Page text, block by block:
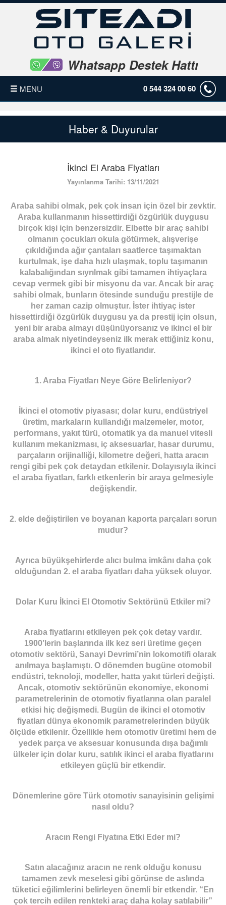
Whatsapp Destek Hattı
MENU 0 544 324 00 60
ANASAYFA
HAKKIMIZDA
HİZMETLERİMİZ
SIK SORULAN SORULAR
FOTO GALERİ
HABERLER
İLETİŞİM
Haber & Duyurular
İkinci El Araba Fiyatları
Yayınlanma Tarihi: 13/11/2021
Araba sahibi olmak, pek çok insan için özel bir zevktir.
Araba kullanmanın hissettirdiği özgürlük duygusu
birçok kişi için benzersizdir. Elbette bir araç sahibi
olmanın çocukları okula götürmek, alışverişe
çıkıldığında ağır çantaları saatlerce taşımaktan
kurtulmak, işe daha hızlı ulaşmak, toplu taşımanın
kalabalığından sıyrılmak gibi tamamen ihtiyaçlara
cevap vermek gibi bir misyonu da var. Ancak bir araç
sahibi olmak, bunların ötesinde sunduğu prestijle de
her zaman cazip olmuştur. İster ihtiyaç ister
hissettirdiği özgürlük duygusu ya da prestij için olsun,
yeni bir araba almayı düşünüyorsanız ve ikinci el bir
araba almak niyetindeyseniz ilk merak ettiğiniz konu,
ikinci el oto fiyatlarıdır.
1. Araba Fiyatları Neye Göre Belirleniyor?
İkinci el otomotiv piyasası; dolar kuru, endüstriyel
üretim, markaların kullandığı malzemeler, motor,
performans, yakıt türü, otomatik ya da manuel vitesli
kullanım mekanizması, iç aksesuarlar, hasar durumu,
parçaların orijinalliği, kilometre değeri, hatta aracın
rengi gibi pek çok detaydan etkilenir. Dolayısıyla ikinci
el araba fiyatları, farklı etkenlerin bir araya gelmesiyle
değişkendir.
2. elde değiştirilen ve boyanan kaporta parçaları sorun
mudur?
Ayrıca büyükşehirlerde alıcı bulma imkânı daha çok
olduğundan 2. el araba fiyatları daha yüksek oluyor.
Dolar Kuru İkinci El Otomotiv Sektörünü Etkiler mi?
Araba fiyatlarını etkileyen pek çok detay vardır.
1900’lerin başlarında ilk kez seri üretime geçen
otomotiv sektörü, Sanayi Devrimi’nin lokomotifi olarak
anılmaya başlamıştı. O dönemden bugüne otomobil
endüstri, teknoloji, modeller, hatta yakıt türleri değişti.
Ancak, otomotiv sektörünün ekonomiye, ekonomi
parametrelerinin de otomotiv fiyatlarına olan paralel
etkisi hiç değişmedi. Bugün de ikinci el otomotiv
fiyatları dünya ekonomik parametrelerinden büyük
ölçüde etkilenir. Özellikle hem otomotiv üretimi hem de
yedek parça ve aksesuar konusunda dışa bağımlı
ülkeler için dolar kuru, satılık ikinci el araba fiyatlarını
etkileyen güçlü bir etkendir.
Dönemlerine göre Türk otomotiv sanayisinin gelişimi
nasıl oldu?
Aracın Rengi Fiyatına Etki Eder mi?
Satın alacağınız aracın ne renk olduğu konusu
tamamen zevk meselesi gibi görünse de aslında
tüketici eğilimlerini belirleyen önemli bir etkendir. “En
çok tercih edilen renkteki araç daha kolay satılabilir”